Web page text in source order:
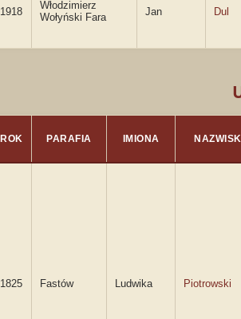
1918
Włodzimierz
Wołyński Fara
Jan Dul
ROK PARAFIA IMIONA
1825 Fastów Ludwika Piotrowski